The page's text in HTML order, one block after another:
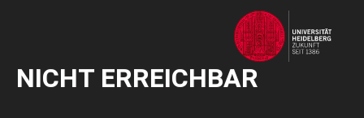
NICHT ERREICHBAR